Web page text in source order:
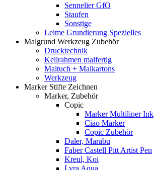
Sennelier GfO
Staufen
Sonstige
Leime Grundierung Spezielles
Malgrund Werkzeug Zubehör
Drucktechnik
Keilrahmen malfertig
Maltuch + Malkartons
Werkzeug
Marker Stifte Zeichnen
Marker, Zubehör
Copic
Marker Multiliner Ink
Ciao Marker
Copic Zubehör
Daler, Marabu
Faber Castell Pitt Artist Pen
Kreul, Koi
Lyra Aqua